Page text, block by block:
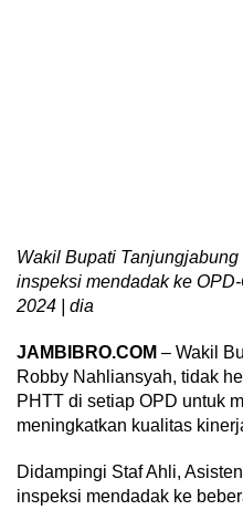
Wakil Bupati
inspeksi mendadak ke
2024 | dia
JAMBIBRO.COM – Wakil
Robby Nahliansyah, tidak
PHTT di setiap OPD untuk
meningkatkan kualitas
Didampingi Staf Ahli,
inspeksi mendadak ke